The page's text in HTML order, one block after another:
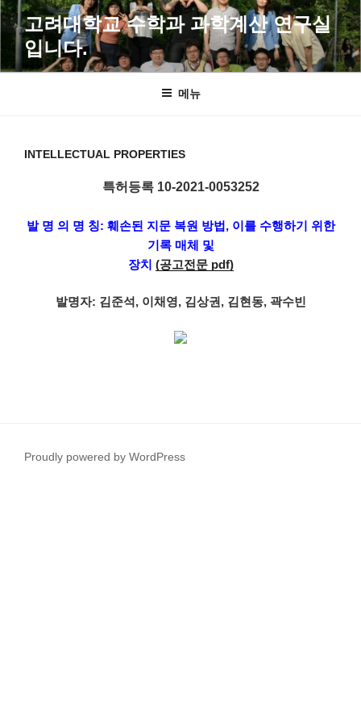
콘
텐
츠
로
고려대학교 수학과 과학계산 연구실
입니다.
메뉴
INTELLECTUAL PROPERTIES
특허등록 10-2021-0053252
발 명 의 명 칭: 훼손된 지문 복원 방법, 이를 수행하기 위한
기록 매체 및
장치 (공고전문 pdf)
발명자: 김준석, 이채영, 김상권, 김현동, 곽수빈
Proudly powered by WordPress